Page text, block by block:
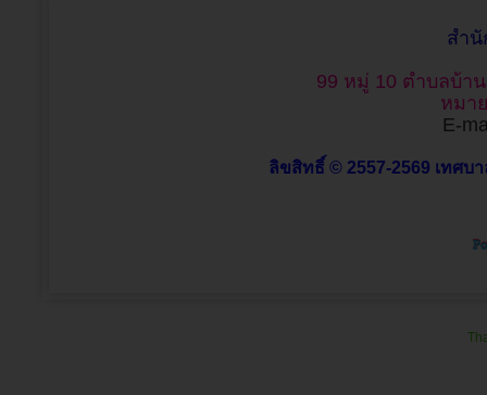
สำนั
99 หมู่ 10 ตำบลบ้า
หมา
E-
ลิขสิทธิ์ © 2557-2569 เทศบ